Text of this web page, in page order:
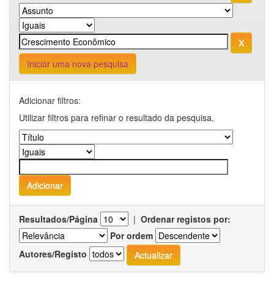
Iniciar uma nova pesquisa
Adicionar filtros:
Utilizar filtros para refinar o resultado da pesquisa.
Resultados/Página | Ordenar registos por:
Por ordem
Autores/Registo